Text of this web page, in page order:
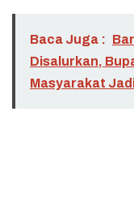
Baca Juga :
Disalurkan,
Masyarakat